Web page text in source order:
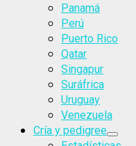
Panamá
Perú
Puerto Rico
Qatar
Singapur
Suráfrica
Uruguay
Venezuela
Cría y pedigree